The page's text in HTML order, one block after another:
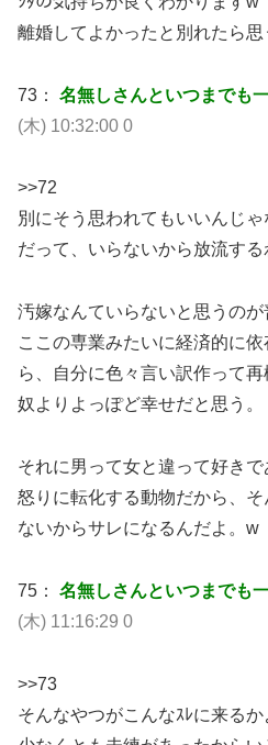
離婚してよかったと別れたら
73： 名無しさんといつまでも
(木) 10:32:00 0
>>72
別にそう思われてもいいんじゃ
だって、いらないから放流する
汚嫁なんていらないと思うのが
ここの専業みたいに経済的に
ら、自分に色々言い訳作って再
奴よりよっぽど幸せだと思う。
それに男って女と違って好き
怒りに転化する動物だから、
ないからサレになるんだよ。w
75： 名無しさんといつまでも
(木) 11:16:29 0
>>73
そんなやつがこんなｽﾚに来るか